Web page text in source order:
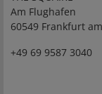
Am Flughafen
60549 Frankfurt
+49 69 9587 3040